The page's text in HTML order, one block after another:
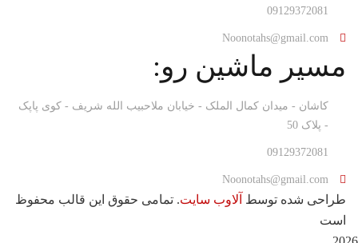
09129372081
Noonotahs@gmail.com
مسیر ماشین رو:
کاشان - میدان کمال الملک - خیابان ملاحبیب الله شریف - کوی پاپک
- پلاک 50
09129372081
Noonotahs@gmail.com
طراحی شده توسط آلاوب سایت. تمامی حقوق این قالب محفوظ
است